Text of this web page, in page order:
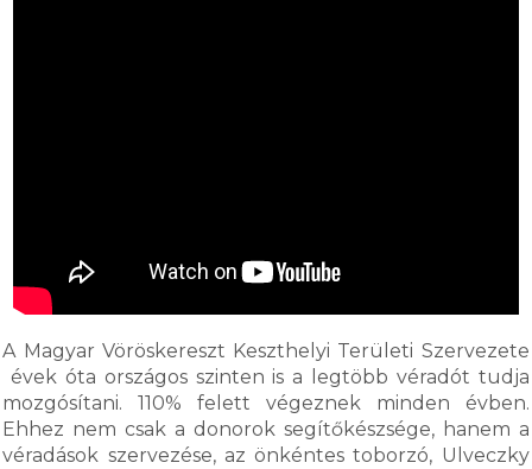
A Magyar Vöröskereszt Keszthelyi Területi Szervezete
évek óta országos szinten is a legtöbb véradót tudja
mozgósítani. 110% felett végeznek minden évben.
Ehhez nem csak a donorok segítőkészsége, hanem a
véradások szervezése, az önkéntes toborzó, Ulveczky